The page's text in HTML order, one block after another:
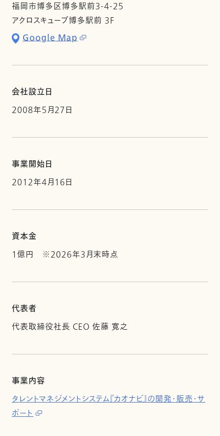
福岡市博多区博多駅前3-4-25
アクロスキューブ博多駅前 3F
Google Map
会社設立日
2008年5月27日
事業開始日
2012年4月16日
資本金
1億円 ※2026年3月末時点
代表者
代表取締役社長 CEO 佐藤 寛之
事業内容
タレントマネジメントシステム『カオナビ』の開発・販売・サ
ポート